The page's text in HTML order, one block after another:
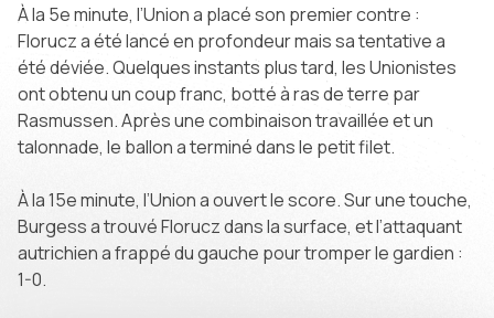
À la 5e minute, l’Union a placé son premier contre :
Florucz a été lancé en profondeur mais sa tentative a
été déviée. Quelques instants plus tard, les Unionistes
ont obtenu un coup franc, botté à ras de terre par
Rasmussen. Après une combinaison travaillée et un
talonnade, le ballon a terminé dans le petit filet.
À la 15e minute, l’Union a ouvert le score. Sur une touche,
Burgess a trouvé Florucz dans la surface, et l’attaquant
autrichien a frappé du gauche pour tromper le gardien :
1-0.